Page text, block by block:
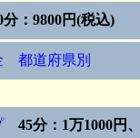
分：9800円(税込)
都道府県別
45分：1万1000円